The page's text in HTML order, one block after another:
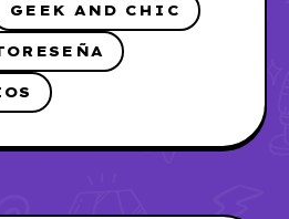
GEEK AND CHIC